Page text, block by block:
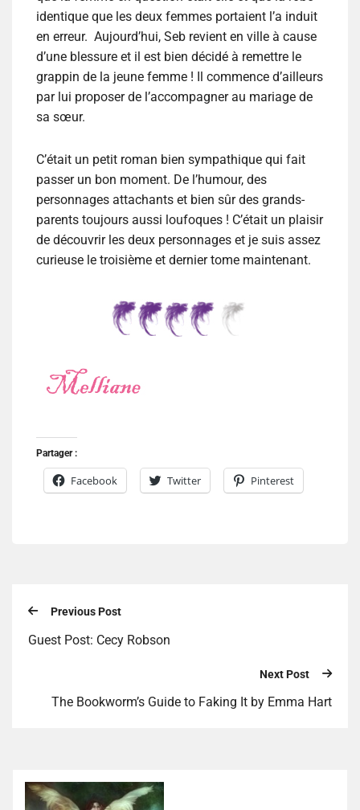
identique que les deux femmes portaient l’a induit
en erreur. Aujourd’hui, Seb revient en ville à cause
d’une blessure et il est bien décidé à remettre le
grappin de la jeune femme ! Il commence d’ailleurs
par lui proposer de l’accompagner au mariage de
sa sœur.
C’était un petit roman bien sympathique qui fait
passer un bon moment. De l’humour, des
personnages attachants et bien sûr des grands-
parents toujours aussi loufoques ! C’était un plaisir
de découvrir les deux personnages et je suis assez
curieuse le troisième et dernier tome maintenant.
Partager :
Facebook Twitter Pinterest
Previous Post
Guest Post: Cecy Robson
Next Post
The Bookworm’s Guide to Faking It by Emma Hart